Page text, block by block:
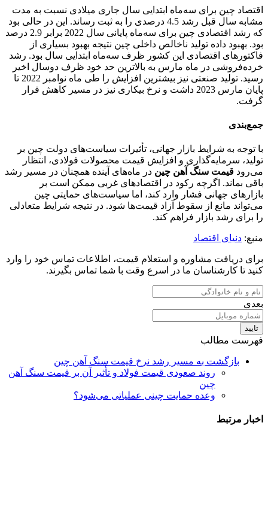
اقتصاد چین برای سه‌ماه ابتدایی سال جاری میلادی نسبت به مدت
مشابه سال قبل رشد 4.5 درصدی را به ثبت رساند. این در حالی بود
که رشد اقتصادی چین برای سه‌ماه پایانی سال 2022 برابر 2.9 درصد
بود. بهبود داده تولید ناخالص داخلی چین نتیجه بهبود بسیاری از
فاکتورهای اقتصادی این کشور ظرف سه‌ماه ابتدایی سال بود. رشد
خرده‌فروشی در ماه مارس به بالاترین حد خود ظرف دوسال اخیر
رسید. تولید صنعتی نیز بیشترین افزایش را طی ماه نوامبر 2022 تا
پایان مارس 2023 داشت و نرخ بیکاری نیز در مسیر کاهش قرار
گرفت.
جمع‌بندی
با توجه به شرایط بازار جهانی، تأثیرات سیاست‌های دولت چین بر
تولید، سرمایه‌گذاری و افزایش قیمت محصولات فولادی، انتظار
می‌رود قیمت سنگ آهن چین در ماه‌های آینده همچنان در مسیر رشد
باقی بماند. اگرچه رکود در اقتصادهای غربی ممکن است بر
بازارهای جهانی فشار وارد کند، اما سیاست‌های حمایتی چین
می‌تواند مانع از سقوط آزاد قیمت‌ها شود. در نتیجه شرایط متعادلی
را برای رشد بازار فراهم کند.
منبع: دنیای اقتصاد
برای دریافت مشاوره و استعلام قیمت، اطلاعات تماس خود را وارد
کنید تا کارشناسان ما در اسرع وقت با شما تماس بگیرند.
بعدی
تایید
فهرست مطالب
بازگشت به مسیر رشد نرخ قیمت سنگ آهن چین
روند صعودی قیمت فولاد و تأثیر آن بر قیمت سنگ آهن
چین
وعده حمایت چینی عملیاتی می‌شود؟
اخبار مرتبط